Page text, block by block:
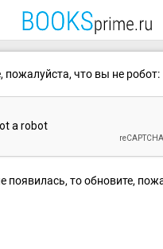
пожалуйста, что вы не робот:
появилась, то обновите,